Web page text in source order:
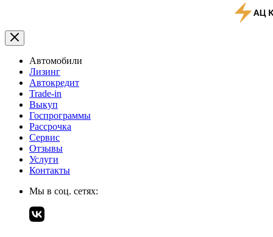
Автомобили
Лизинг
Автокредит
Trade-in
Выкуп
Госпрограммы
Рассрочка
Сервис
Отзывы
Услуги
Контакты
Мы в соц. сетях: